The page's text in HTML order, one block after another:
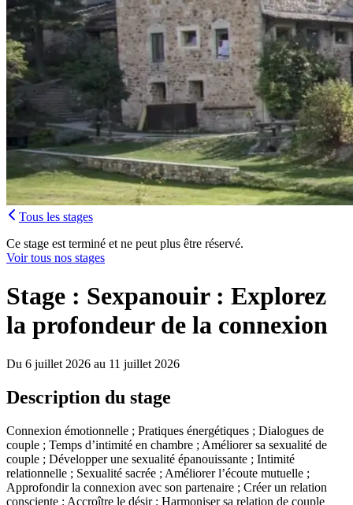
Tous les stages
Ce stage est terminé et ne peut plus être réservé.
Voir tous nos stages
Stage : Sexpanouir : Explorez
la profondeur de la connexion
Du 6 juillet 2026 au 11 juillet 2026
Description du stage
Connexion émotionnelle ; Pratiques énergétiques ; Dialogues de
couple ; Temps d’intimité en chambre ; Améliorer sa sexualité de
couple ; Développer une sexualité épanouissante ; Intimité
relationnelle ; Sexualité sacrée ; Améliorer l’écoute mutuelle ;
Approfondir la connexion avec son partenaire ; Créer un relation
consciente ; Accroître le désir ; Harmoniser sa relation de couple